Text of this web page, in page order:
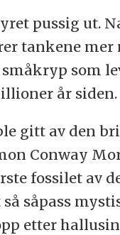
pussig ut.
tankene mer
som
år siden.
gitt av den
Conway
fossilet av
såpass
etter